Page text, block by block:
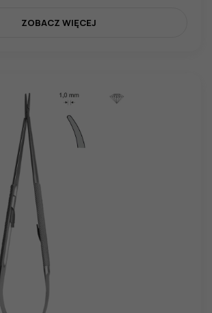
ZOBACZ WIĘCEJ